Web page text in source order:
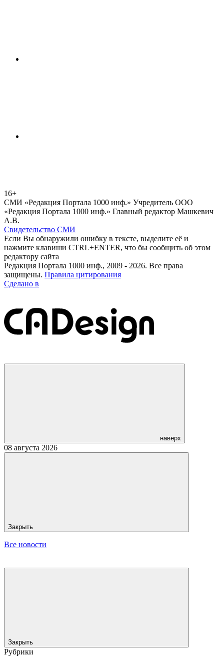
16+
СМИ «Редакция Портала 1000 инф.» Учредитель ООО
«Редакция Портала 1000 инф.» Главный редактор Машкевич
А.В.
Свидетельство СМИ
Если Вы обнаружили ошибку в тексте, выделите её и
нажмите клавиши CTRL+ENTER, что бы сообщить об этом
редактору сайта
Редакция Портала 1000 инф., 2009 - 2026. Все права
защищены. Правила цитирования
Сделано в
наверх
08 августа 2026
Закрыть
Все новости
Закрыть
Рубрики